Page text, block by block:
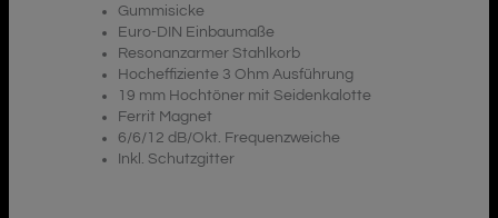
Gummisicke
Euro-DIN Einbaumaße
Resonanzarmer Stahlkorb
Hocheffiziente 3 Ohm Ausführung
19 mm Hochtöner mit Seidenkalotte
Ferrit Magnet
6/6/12 dB/Okt. Frequenzweiche
Inkl. Schutzgitter